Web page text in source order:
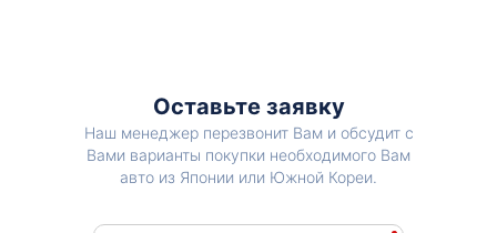
Оставьте заявку
Наш менеджер перезвонит Вам и обсудит с
Вами варианты покупки необходимого Вам
авто из Японии или Южной Кореи.